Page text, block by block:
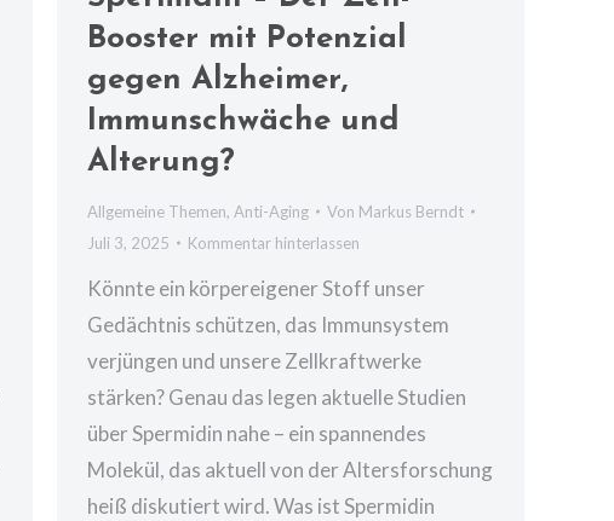
Booster mit Potenzial
gegen Alzheimer,
Immunschwäche und
Alterung?
Allgemeine Themen, Anti-Aging Von Markus Berndt
Juli 3, 2025
Kommentar hinterlassen
Könnte ein körpereigener Stoff unser
Gedächtnis schützen, das Immunsystem
verjüngen und unsere Zellkraftwerke
stärken? Genau das legen aktuelle Studien
über Spermidin nahe – ein spannendes
Molekül, das aktuell von der Altersforschung
heiß diskutiert wird. Was ist Spermidin